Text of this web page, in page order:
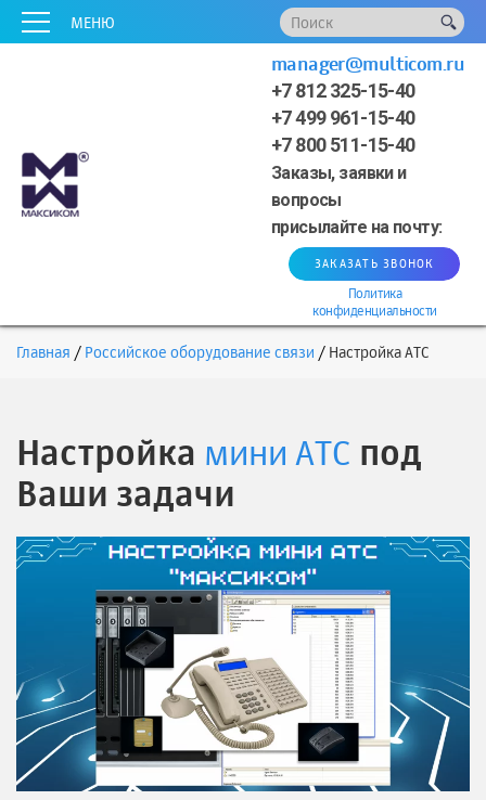
МЕНЮ
+7 812 325-15-40
+7 499 961-15-40
+7 800 511-15-40
Заказы, заявки и
вопросы
присылайте на почту:
manager@multicom.ru
ЗАКАЗАТЬ ЗВОНОК
Политика
конфиденциальности
Главная Российское оборудование связи Настройка АТС
Настройка мини АТС под
Ваши задачи
xxxxx